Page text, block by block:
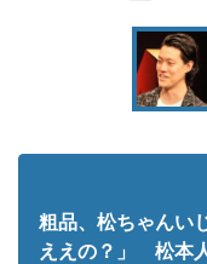
粗品、松ちゃんい
ええの？」 松本